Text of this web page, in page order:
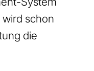
schon
die